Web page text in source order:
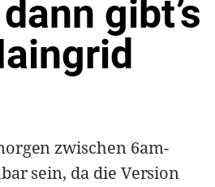
gibt’s
zwischen 6am-
sein, da die Version